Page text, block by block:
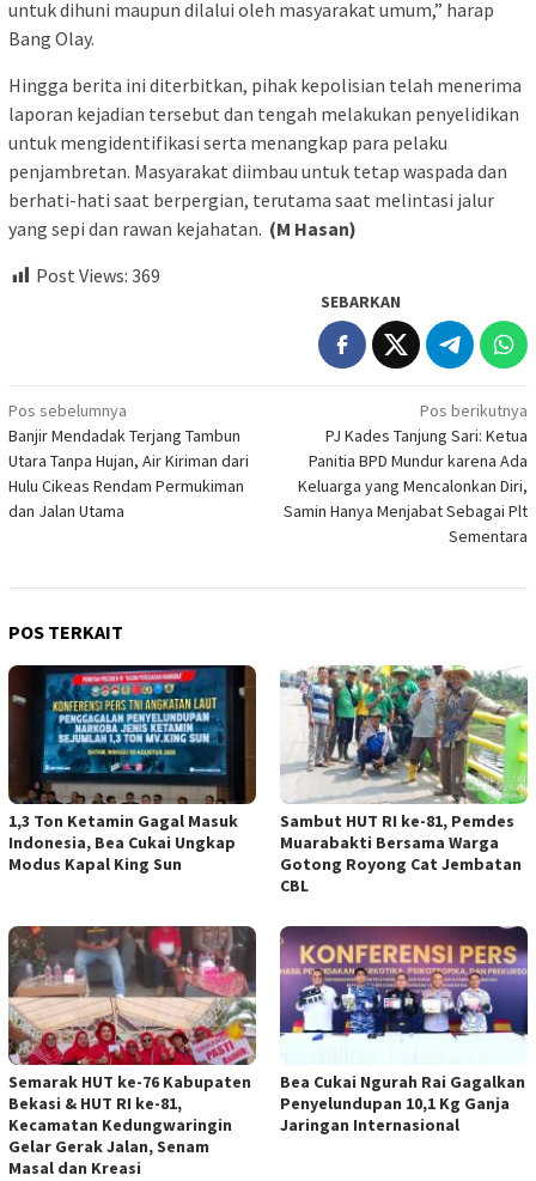
untuk dihuni maupun dilalui oleh masyarakat umum,” harap
Bang Olay.
Hingga berita ini diterbitkan, pihak kepolisian telah menerima
laporan kejadian tersebut dan tengah melakukan penyelidikan
untuk mengidentifikasi serta menangkap para pelaku
penjambretan. Masyarakat diimbau untuk tetap waspada dan
berhati-hati saat berpergian, terutama saat melintasi jalur
yang sepi dan rawan kejahatan. (M Hasan)
Post Views: 369
SEBARKAN
Navigasi
pos
Pos sebelumnya
Banjir Mendadak Terjang Tambun
Utara Tanpa Hujan, Air Kiriman dari
Hulu Cikeas Rendam Permukiman
dan Jalan Utama
Pos berikutnya
PJ Kades Tanjung Sari: Ketua
Panitia BPD Mundur karena Ada
Keluarga yang Mencalonkan Diri,
Samin Hanya Menjabat Sebagai Plt
Sementara
POS TERKAIT
1,3 Ton Ketamin Gagal Masuk
Indonesia, Bea Cukai Ungkap
Modus Kapal King Sun
Sambut HUT RI ke-81, Pemdes
Muarabakti Bersama Warga
Gotong Royong Cat Jembatan
CBL
Semarak HUT ke-76 Kabupaten
Bekasi & HUT RI ke-81,
Kecamatan Kedungwaringin
Gelar Gerak Jalan, Senam
Masal dan Kreasi
Bea Cukai Ngurah Rai Gagalkan
Penyelundupan 10,1 Kg Ganja
Jaringan Internasional